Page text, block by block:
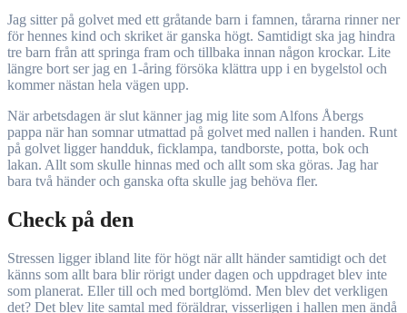
Jag sitter på golvet med ett gråtande barn i famnen, tårarna rinner ner
för hennes kind och skriket är ganska högt. Samtidigt ska jag hindra
tre barn från att springa fram och tillbaka innan någon krockar. Lite
längre bort ser jag en 1-åring försöka klättra upp i en bygelstol och
kommer nästan hela vägen upp.
När arbetsdagen är slut känner jag mig lite som Alfons Åbergs
pappa när han somnar utmattad på golvet med nallen i handen. Runt
på golvet ligger handduk, ficklampa, tandborste, potta, bok och
lakan. Allt som skulle hinnas med och allt som ska göras. Jag har
bara två händer och ganska ofta skulle jag behöva fler.
Check på den
Stressen ligger ibland lite för högt när allt händer samtidigt och det
känns som allt bara blir rörigt under dagen och uppdraget blev inte
som planerat. Eller till och med bortglömd. Men blev det verkligen
det? Det blev lite samtal med föräldrar, visserligen i hallen men ändå